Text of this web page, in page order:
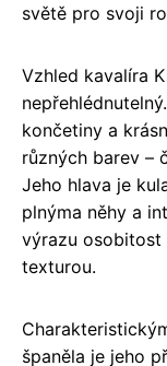
světě pro svoji
Vzhled kavalíra
končetiny a
různých barev –
Jeho hlava je
plnýma něhy a
výrazu osobitost
texturou.
španěla je jeho